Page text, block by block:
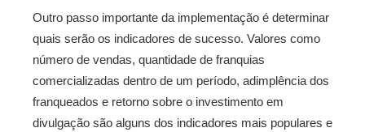
Outro passo importante da implementação é determinar
quais serão os indicadores de sucesso. Valores como
número de vendas, quantidade de franquias
comercializadas dentro de um período, adimplência dos
franqueados e retorno sobre o investimento em
divulgação são alguns dos indicadores mais populares e